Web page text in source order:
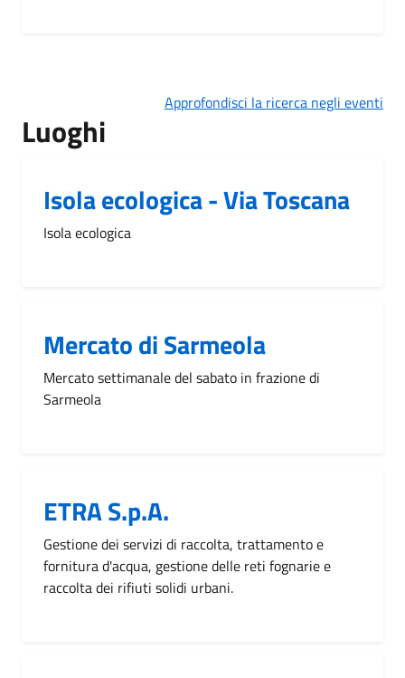
Approfondisci la ricerca negli eventi
Luoghi
Isola ecologica - Via Toscana
Isola ecologica
Mercato di Sarmeola
Mercato settimanale del sabato in frazione di
Sarmeola
ETRA S.p.A.
Gestione dei servizi di raccolta, trattamento e
fornitura d'acqua, gestione delle reti fognarie e
raccolta dei rifiuti solidi urbani.